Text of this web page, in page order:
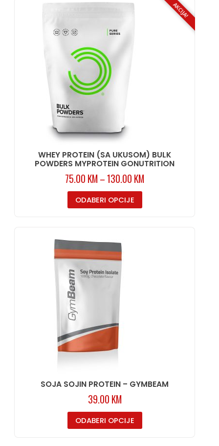
AKCIJA!
WHEY PROTEIN (SA UKUSOM) BULK
POWDERS MYPROTEIN GONUTRITION
75.00 KM –130.00 KM
ODABERI OPCIJE
SOJA SOJIN PROTEIN – GYMBEAM
39.00 KM
ODABERI OPCIJE